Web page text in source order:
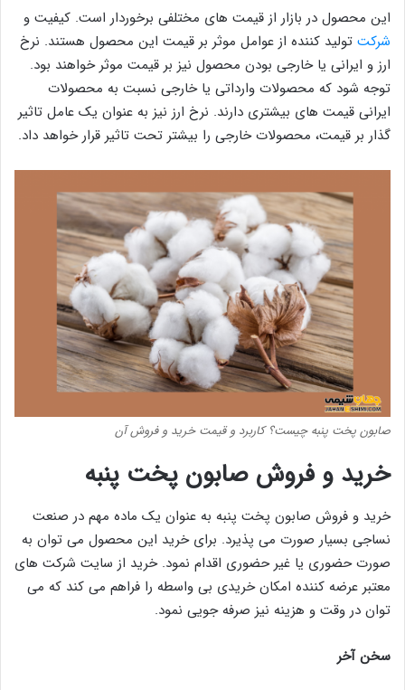
این محصول در بازار از قیمت های مختلفی برخوردار است. کیفیت و
شرکت تولید کننده از عوامل موثر بر قیمت این محصول هستند. نرخ
ارز و ایرانی یا خارجی بودن محصول نیز بر قیمت موثر خواهند بود.
توجه شود که محصولات وارداتی یا خارجی نسبت به محصولات
ایرانی قیمت های بیشتری دارند. نرخ ارز نیز به عنوان یک عامل تاثیر
گذار بر قیمت، محصولات خارجی را بیشتر تحت تاثیر قرار خواهد داد.
صابون پخت پنبه چیست؟ کاربرد و قیمت خرید و فروش آن
خرید و فروش صابون پخت پنبه
خرید و فروش صابون پخت پنبه به عنوان یک ماده مهم در صنعت
نساجی بسیار صورت می پذیرد. برای خرید این محصول می توان به
صورت حضوری یا غیر حضوری اقدام نمود. خرید از سایت شرکت های
معتبر عرضه کننده امکان خریدی بی واسطه را فراهم می کند که می
توان در وقت و هزینه نیز صرفه جویی نمود.
سخن آخر